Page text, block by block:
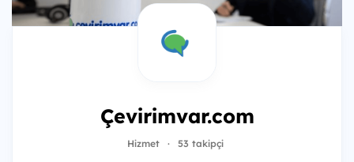
Çevirimvar.com
Hizmet · 53 takipçi